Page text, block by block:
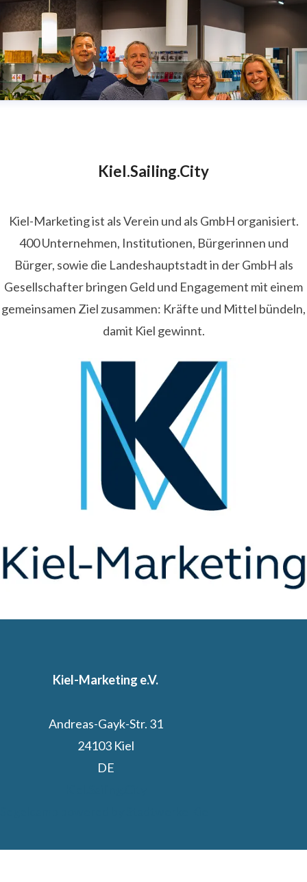
Kiel.Sailing.City
Kiel-Marketing ist als Verein und als GmbH organisiert.
400 Unternehmen, Institutionen, Bürgerinnen und
Bürger, sowie die Landeshauptstadt in der GmbH als
Gesellschafter bringen Geld und Engagement mit einem
gemeinsamen Ziel zusammen: Kräfte und Mittel bündeln,
damit Kiel gewinnt.
Kiel-Marketing e.V.
Andreas-Gayk-Str. 31
24103 Kiel
DE